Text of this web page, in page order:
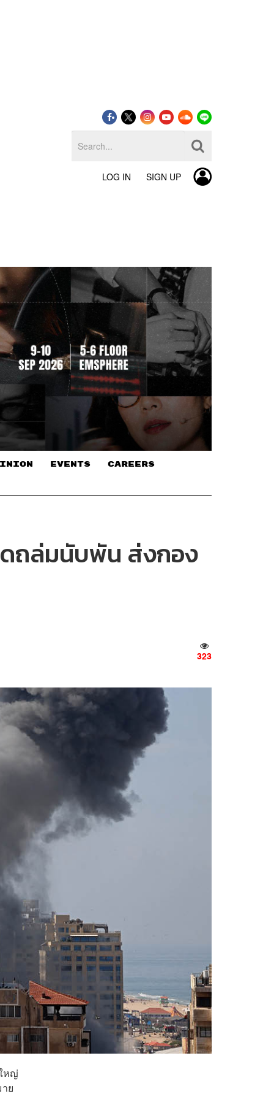
LOG IN SIGN UP
EVENTS CAREERS
ถล่มนับพัน ส่งกอง
323
หญ่
ย